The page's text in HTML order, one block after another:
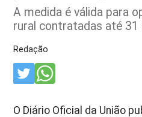
A medida é válida para
rural contratadas até 31
Redação
O Diário Oficial da União